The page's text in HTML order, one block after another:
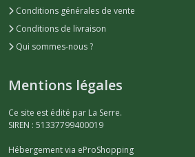
Conditions générales de vente
Conditions de livraison
Qui sommes-nous ?
Mentions légales
Ce site est édité par La Serre.
SIREN : 51337799400019
Hébergement via eProShopping